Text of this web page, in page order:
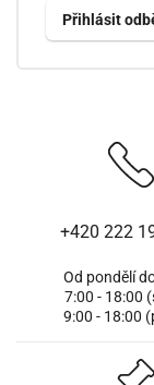
+420 222
Od pondělí
7:00 - 18:00
9:00 - 18:00